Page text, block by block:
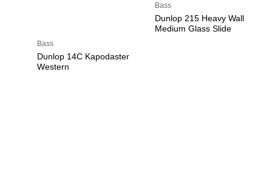
Bass
Dunlop 14C Kapodaster
Western
Bass
Dunlop 215 Heavy Wall
Medium Glass Slide